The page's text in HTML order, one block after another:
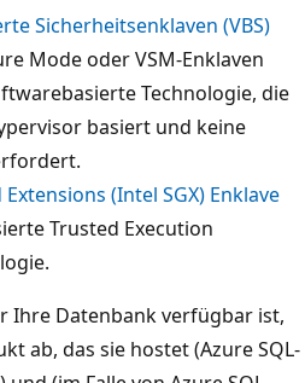
Sicherheitsenklaven (VBS)
Mode oder VSM-Enklaven
Technologie, die
basiert und keine
(Intel SGX) Enklave
Trusted Execution
Ihre Datenbank verfügbar ist,
ab, das sie hostet (Azure SQL-